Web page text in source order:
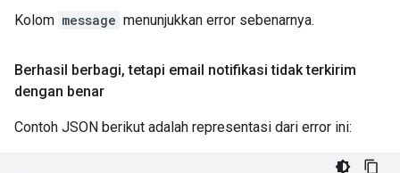
Kolom message menunjukkan error sebenarnya.
Berhasil berbagi, tetapi email notifikasi tidak terkirim
dengan benar
Contoh JSON berikut adalah representasi dari error ini: